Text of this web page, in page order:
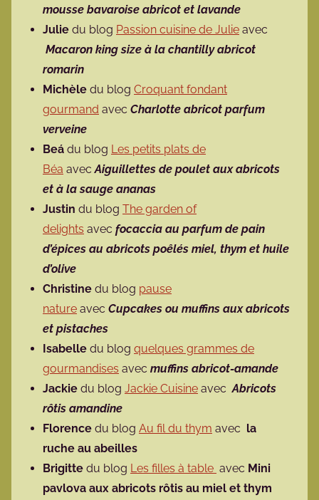
mousse bavaroise abricot et lavande
Julie du blog Passion cuisine de Julie avec
Macaron king size à la chantilly abricot
romarin
Michèle du blog Croquant fondant
gourmand avec Charlotte abricot parfum
verveine
Beá du blog Les petits plats de
Béa avecAiguillettes de poulet aux abricots
et à la sauge ananas
Justin du blog The garden of
delights avec focaccia au parfum de pain
d’épices au abricots poêlés miel, thym et huile
d’olive
Christine du blog pause
nature avec Cupcakes ou muffins aux abricots
et pistaches
Isabelle du blog quelques grammes de
gourmandises avec muffins abricot-amande
Jackie du blog Jackie Cuisine avecAbricots
rôtis amandine
Florence du blog Au fil du thym avec la
ruche au abeilles
Brigitte du blog Les filles à table avec Mini
pavlova aux abricots rôtis au miel et thym